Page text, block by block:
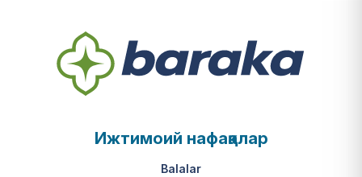
Ижтимоий нафақалар
Balalar